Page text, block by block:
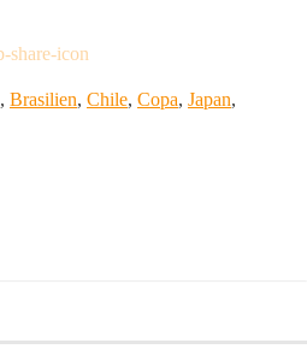
, Brasilien, Chile, Copa, Japan,